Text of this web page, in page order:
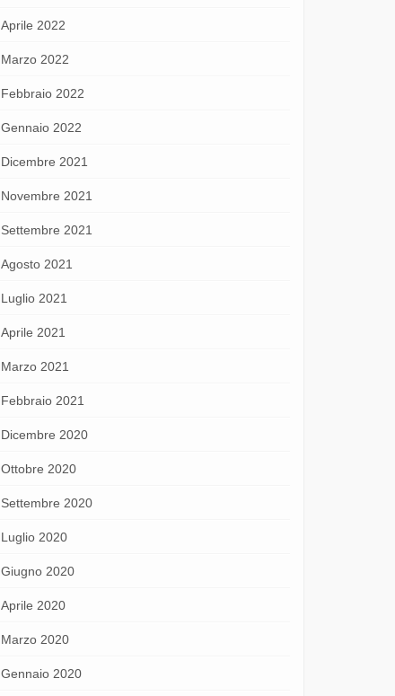
Aprile 2022
Marzo 2022
Febbraio 2022
Gennaio 2022
Dicembre 2021
Novembre 2021
Settembre 2021
Agosto 2021
Luglio 2021
Aprile 2021
Marzo 2021
Febbraio 2021
Dicembre 2020
Ottobre 2020
Settembre 2020
Luglio 2020
Giugno 2020
Aprile 2020
Marzo 2020
Gennaio 2020